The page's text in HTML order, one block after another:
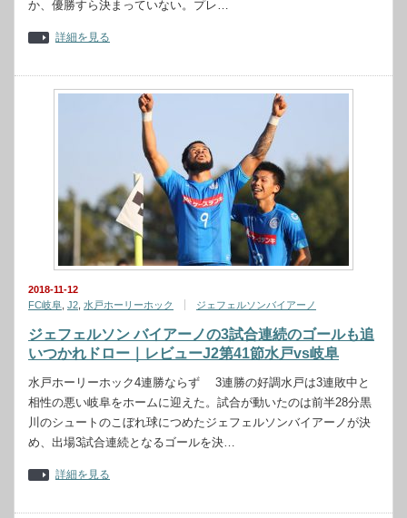
か、優勝すら決まっていない。プレ…
詳細を見る
2018-11-12
FC岐阜 J2 水戸ホーリーホック ジェフェルソンバイアーノ
ジェフェルソン バイアーノの3試合連続のゴールも追
いつかれドロー｜レビューJ2第41節水戸vs岐阜
水戸ホーリーホック4連勝ならず 3連勝の好調水戸は3連敗中と
相性の悪い岐阜をホームに迎えた。試合が動いたのは前半28分黒
川のシュートのこぼれ球につめたジェフェルソンバイアーノが決
め、出場3試合連続となるゴールを決…
詳細を見る